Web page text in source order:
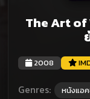
The Art
2008
Genres: หนังแอ